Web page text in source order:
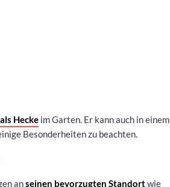
als Hecke im Garten. Er kann auch in einem
Besonderheiten zu beachten.
anseinen bevorzugten Standortwie